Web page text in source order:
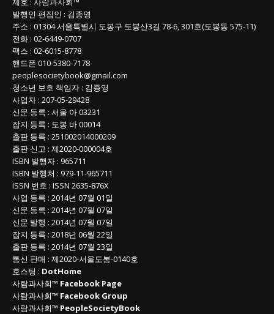
록
발행인·편집인 : 김종영
주소 : 01304서울특별시 도봉구 도봉산3길 78-6, 301호(도봉동 575-11)
전화 : 02-6449-0707
팩스 : 02-6015-8778
핸드폰 010-5380-7178
peoplesocietybook@gmail.com
청소년 보호 책임자 : 김종영
사업자 : 207-05-29428
신문 등록 : 서울 아 03231
잡지 등록 : 도봉 바 00014
출판 등록 : 251002014000209
출판 신고 : 제2020-000004호
ISBN 발행자 : 965711
ISBN 발행처 : 979-11-965711
ISSN 번호 : ISSN 2635-876X
사업 등록 : 2014년 07월 01일
신문 등록 : 2014년 07월 07일
신문 발행 : 2014년 07월 07일
잡지 등록 : 2018년 06월 22일
출판 등록 : 2014년 07월 23일
통신 판매 : 제2020-서울도봉-0140호
호스팅 : DotHome
사람과사회™ Facebook Page
사람과사회™ Facebook Group
사람과사회™ PeopleSocietyBook